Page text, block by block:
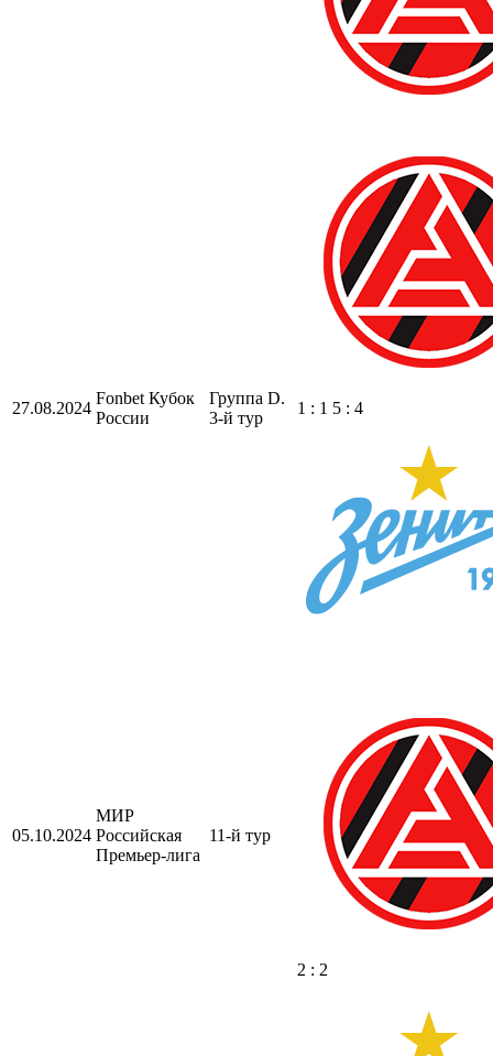
27.08.2024
Fonbet Кубок
России
Группа D.
3-й тур
1 : 1 5 : 4
05.10.2024
МИР
Российская
Премьер-лига
11-й тур
2 : 2